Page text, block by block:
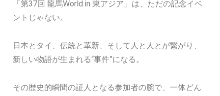
「第37回 龍馬World in 東アジア」は、ただの記念イベ
ントじゃない。
日本とタイ、伝統と革新、そして人と人とが繋がり、
新しい物語が生まれる“事件”になる。
その歴史的瞬間の証人となる参加者の腕で、一体どん